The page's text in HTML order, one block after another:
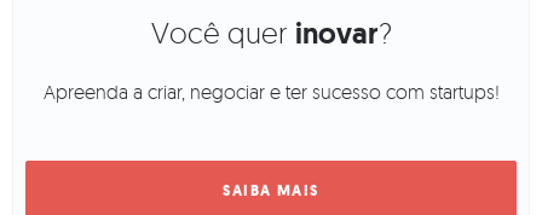
Você quer inovar?
Apreenda a criar, negociar e ter sucesso com startups!